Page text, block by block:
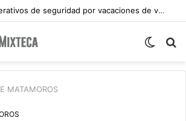
Fortalecen operativos de seguridad por vacaciones de verano en Atlixco
Switch
MATAMOROS